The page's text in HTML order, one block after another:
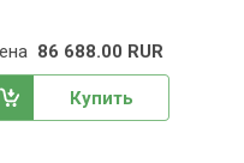
86 688.00 RUR
Купить